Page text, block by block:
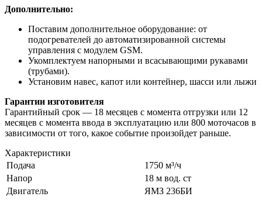
Дополнительно:
Поставим дополнительное оборудование: от
подогревателей до автоматизированной системы
управления с модулем GSM.
Укомплектуем напорными и всасывающими рукавами
(трубами).
Установим навес, капот или контейнер, шасси или лыжи
Гарантии изготовителя
Гарантийный срок — 18 месяцев с момента отгрузки или 12
месяцев с момента ввода в эксплуатацию или 800 моточасов в
зависимости от того, какое событие произойдет раньше.
Характеристики
Подача
1750 м³/ч
Напор
18 м вод. ст
Двигатель
ЯМЗ 236БИ